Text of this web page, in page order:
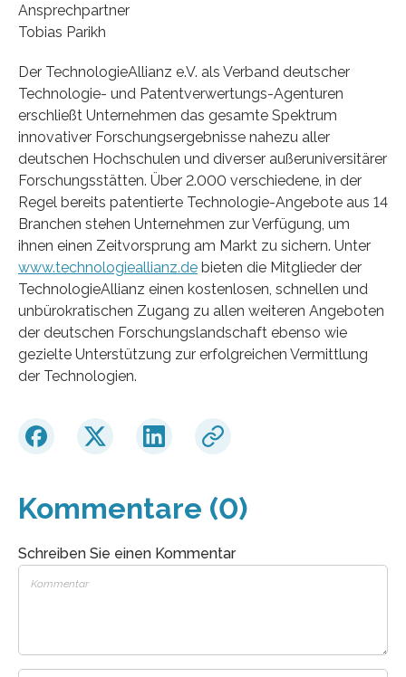
Ansprechpartner
Tobias Parikh
Der TechnologieAllianz e.V. als Verband deutscher
Technologie- und Patentverwertungs-Agenturen
erschließt Unternehmen das gesamte Spektrum
innovativer Forschungsergebnisse nahezu aller
deutschen Hochschulen und diverser außeruniversitärer
Forschungsstätten. Über 2.000 verschiedene, in der
Regel bereits patentierte Technologie-Angebote aus 14
Branchen stehen Unternehmen zur Verfügung, um
ihnen einen Zeitvorsprung am Markt zu sichern. Unter
www.technologieallianz.de bieten die Mitglieder der
TechnologieAllianz einen kostenlosen, schnellen und
unbürokratischen Zugang zu allen weiteren Angeboten
der deutschen Forschungslandschaft ebenso wie
gezielte Unterstützung zur erfolgreichen Vermittlung
der Technologien.
Kommentare (0)
Schreiben Sie einen Kommentar